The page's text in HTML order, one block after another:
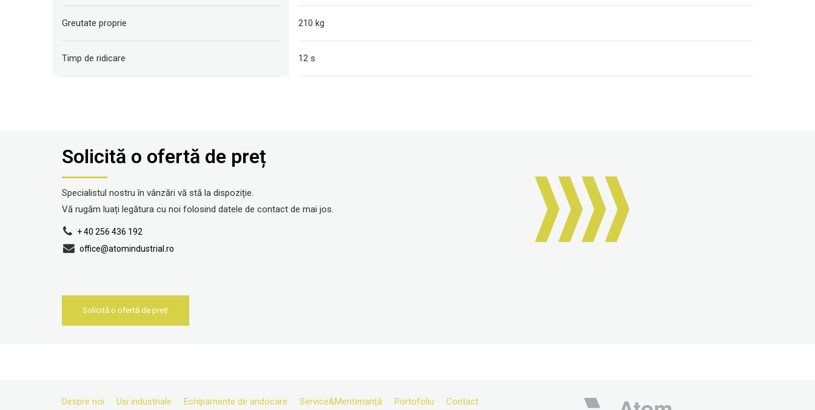
Greutate proprie 210 kg
Timp de ridicare 12 s
Solicită o ofertă de preț
Specialistul nostru în vânzări vă stă la dispoziție.
Vă rugăm luați legătura cu noi folosind datele de contact de mai jos.
+ 40 256 436 192
office@atomindustrial.ro
Solicită o ofertă de preț!
Despre noi Usi industriale Echipamente de andocare Service&Mentenanță Portofoliu Contact